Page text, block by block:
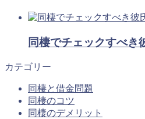
同棲でチェックすべき
カテゴリー
同棲と借金問題
同棲のコツ
同棲のデメリット